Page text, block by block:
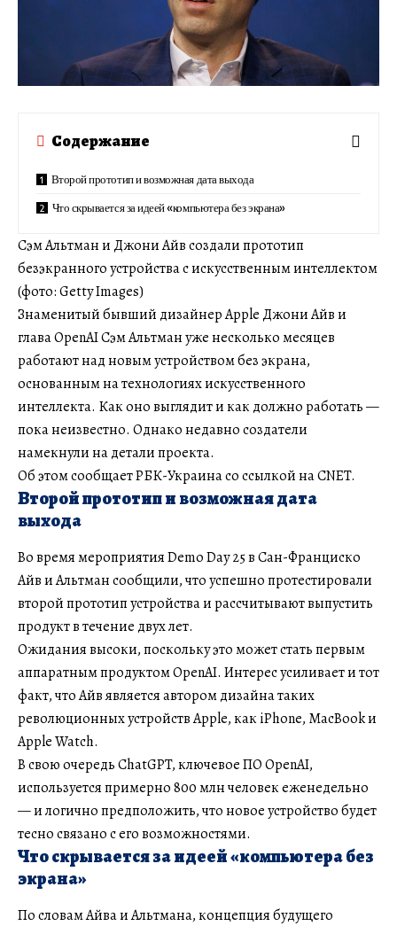
Содержание
Второй прототип и возможная дата выхода
Что скрывается за идеей «компьютера без экрана»
Сэм Альтман и Джони Айв создали прототип
безэкранного устройства с искусственным интеллектом
(фото: Getty Images)
Знаменитый бывший дизайнер Apple Джони Айв и
глава OpenAI Сэм Альтман уже несколько месяцев
работают над новым устройством без экрана,
основанным на технологиях искусственного
интеллекта. Как оно выглядит и как должно работать —
пока неизвестно. Однако недавно создатели
намекнули на детали проекта.
Об этом сообщает РБК-Украина со ссылкой на CNET.
Второй прототип и возможная дата
выхода
Во время мероприятия Demo Day 25 в Сан-Франциско
Айв и Альтман сообщили, что успешно протестировали
второй прототип устройства и рассчитывают выпустить
продукт в течение двух лет.
Ожидания высоки, поскольку это может стать первым
аппаратным продуктом OpenAI. Интерес усиливает и тот
факт, что Айв является автором дизайна таких
революционных устройств Apple, как iPhone, MacBook и
Apple Watch.
В свою очередь ChatGPT, ключевое ПО OpenAI,
используется примерно 800 млн человек еженедельно
— и логично предположить, что новое устройство будет
тесно связано с его возможностями.
Что скрывается за идеей «компьютера без
экрана»
По словам Айва и Альтмана, концепция будущего